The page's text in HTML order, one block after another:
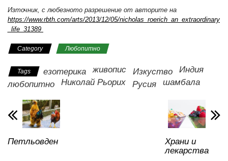
Източник, с любезното разрешение от авторите на
https://www.rbth.com/arts/2013/12/05/nicholas_roerich_an_extraordinary
_life_31389
Category Любопитно
Tags езотерика живопис Изкуство
Индия
любопитно
Николай Рьорих Русия шамбала
Петльовден
Храни и
лекарства